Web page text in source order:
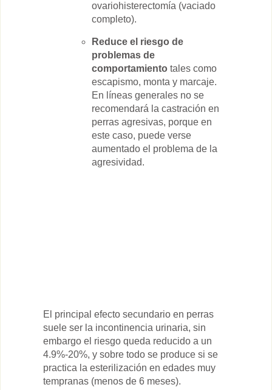
ovariohisterectomía (vaciado
completo).
Reduce el riesgo de
problemas de
comportamiento tales como
escapismo, monta y marcaje.
En líneas generales no se
recomendará la castración en
perras agresivas, porque en
este caso, puede verse
aumentado el problema de la
agresividad.
El principal efecto secundario en perras
suele ser la incontinencia urinaria, sin
embargo el riesgo queda reducido a un
4.9%-20%, y sobre todo se produce si se
practica la esterilización en edades muy
tempranas (menos de 6 meses).